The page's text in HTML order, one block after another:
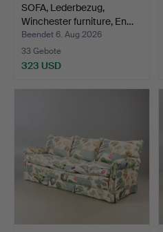
SOFA, Lederbezug,
Winchester furniture, En…
Beendet 6. Aug 2026
33 Gebote
323 USD